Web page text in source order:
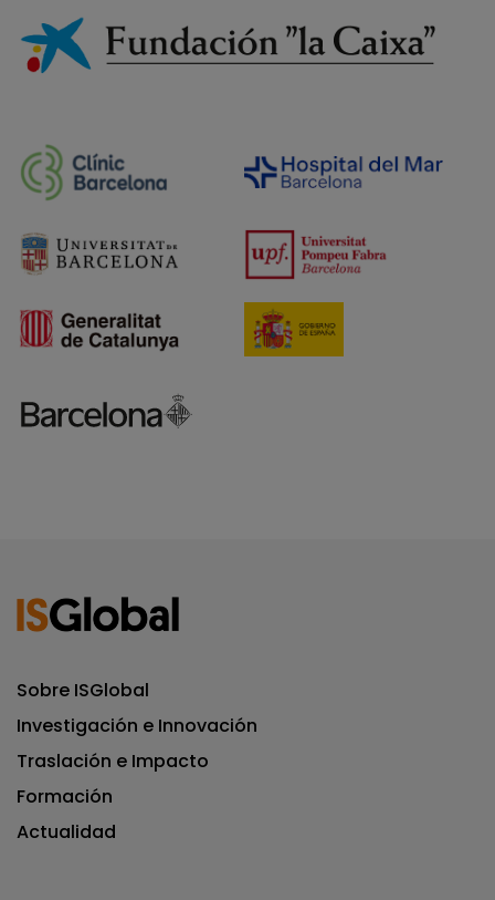
Sobre ISGlobal
Investigación e Innovación
Traslación e Impacto
Formación
Actualidad